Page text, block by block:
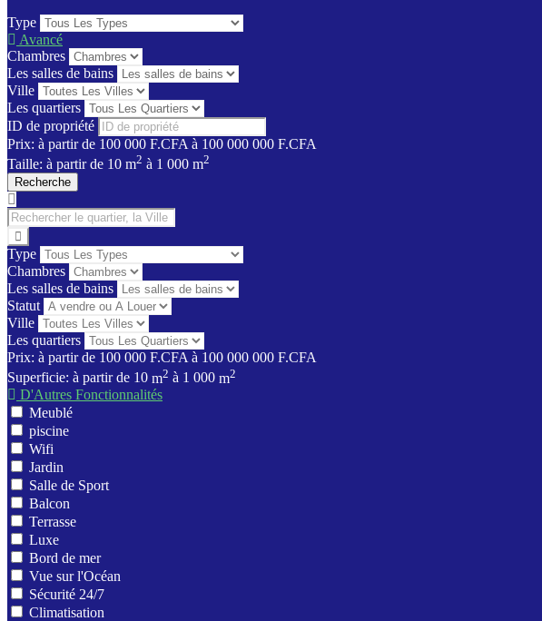
Type
Avancé
Chambres
Les salles de bains
Ville
Les quartiers
ID de propriété
Prix: à partir de 100 000 F.CFA à 100 000 000 F.CFA
Taille: à partir de 10 m2 à 1 000 m2
Recherche
Type
Chambres
Les salles de bains
Statut
Ville
Les quartiers
Prix: à partir de 100 000 F.CFA à 100 000 000 F.CFA
Superficie: à partir de 10 m2 à 1 000 m2
D'Autres Fonctionnalités
Meublé
piscine
Wifi
Jardin
Salle de Sport
Balcon
Terrasse
Luxe
Bord de mer
Vue sur l'Océan
Sécurité 24/7
Climatisation